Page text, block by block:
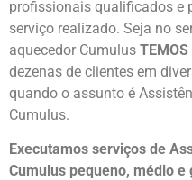
profissionais qualificados e
serviço realizado. Seja no
aquecedor Cumulus TEMOS
dezenas de clientes em
quando o assunto é
Cumulus.
Executamos serviços de
Cumulus pequeno, médio